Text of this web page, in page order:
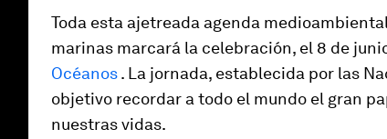
Toda esta ajetreada agenda
marinas marcará la celebración, el 8 de
Océanos. La jornada, establecida por las
objetivo recordar a todo el mundo el gran
nuestras vidas.